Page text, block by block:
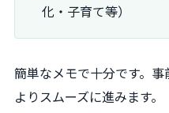
化・子育て等）
簡単なメモで十分です。
よりスムーズに進みます。